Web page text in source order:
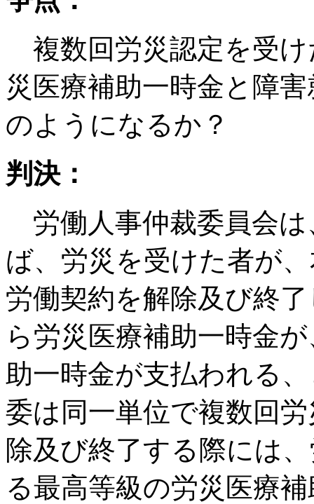
複数回労災認定を受
災医療補助一時金と障
のようになるか？
判決：
労働人事仲裁委員会
ば、労災を受けた者が
労働契約を解除及び終
ら労災医療補助一時金
助一時金が支払われる
委は同一単位で複数回
除及び終了する際には
る最高等級の労災医療